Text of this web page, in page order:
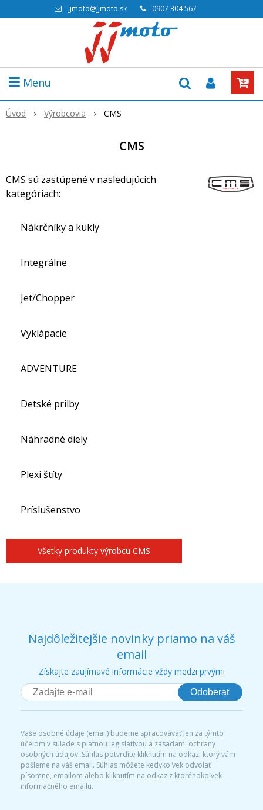
jjmoto@jjmoto.sk 0907 304 567
Menu
Úvod Výrobcovia CMS
CMS
CMS sú zastúpené v nasledujúcich
kategóriach:
Nákrčníky a kukly
Integrálne
Jet/Chopper
Vyklápacie
ADVENTURE
Detské prilby
Náhradné diely
Plexi štíty
Príslušenstvo
Všetky produkty výrobcu CMS
Najdôležitejšie novinky priamo na váš
email
Získajte zaujímavé informácie vždy medzi prvými
Odoberať
Vaše osobné údaje (email) budeme spracovávať len za týmto
účelom v súlade s platnou legislatívou a zásadami ochrany
osobných údajov. Súhlas potvrdíte kliknutím na odkaz, ktorý vám
pošleme na váš email. Súhlas môžete kedykoľvek odvolať
písomne, emailom alebo kliknutím na odkaz z ktoréhokoľvek
informačného emailu.